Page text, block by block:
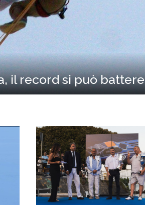
il record si può battere